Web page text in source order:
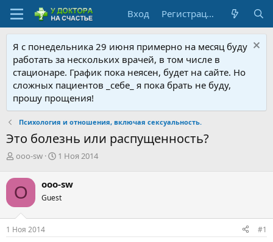
Вход Регистрация
Я с понедельника 29 июня примерно на месяц буду
работать за нескольких врачей, в том числе в
стационаре. График пока неясен, будет на сайте. Но
сложных пациентов _себе_ я пока брать не буду,
прошу прощения!
Психология и отношения, включая сексуальность.
Это болезнь или распущенность?
А
т
о
р
т
е
м
ooo-sw
Д
а
н
ч
1 Ноя 2014
O ooo-sw
Guest
1 Ноя 2014 #1